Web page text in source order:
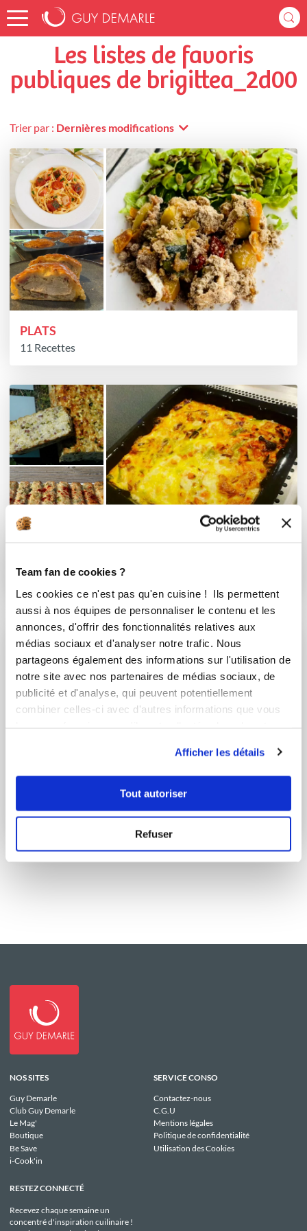
Team fan de cookies ?
Les cookies ce n'est pas qu'en cuisine ! Ils permettent
aussi à nos équipes de personnaliser le contenu et les
annonces, d'offrir des fonctionnalités relatives aux
médias sociaux et d'analyser notre trafic. Nous
partageons également des informations sur l'utilisation de
notre site avec nos partenaires de médias sociaux, de
publicité et d'analyse, qui peuvent potentiellement
combiner celles-ci avec d'autres informations que vous
Afficher les détails
Tout autoriser
Refuser
Accueil brigittea_2d00 Listes de favoris
Les listes de favoris
publiques de brigittea_2d00
Trier par : Dernières modifications
16 Recettes
ACCOMPAGNEMENTS
PLATS
11 Recettes
NOS SITES
Guy Demarle
Club Guy Demarle
Le Mag'
Boutique
Be Save
i-Cook'in
SERVICE CONSO
Contactez-nous
C.G.U
Mentions légales
Politique de confidentialité
Utilisation des Cookies
RESTEZ CONNECTÉ
Recevez chaque semaine un
concentré d'inspiration cuilinaire !